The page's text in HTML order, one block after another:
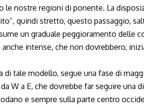
le nostre regioni di ponente. La
quindi stretto, questo passaggio,
un graduale peggioramento delle
intense, che non dovrebbero,
tale modello, segue una fase di
W a E, che dovrebbe far seguire una
e sempre sulla parte centro